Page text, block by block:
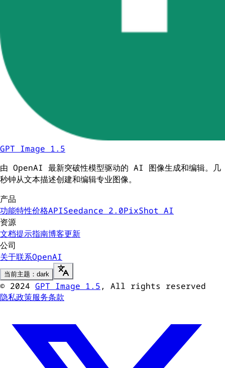
GPT Image 1.5
由 OpenAI 最新突破性模型驱动的 AI 图像生成和编辑。几
秒钟从文本描述创建和编辑专业图像。
产品
功能特性价格APISeedance 2.0PixShot AI
资源
文档提示指南博客更新
公司
关于联系OpenAI
当前主题：dark
© 2024 GPT Image 1.5 , All rights reserved
隐私政策服务条款